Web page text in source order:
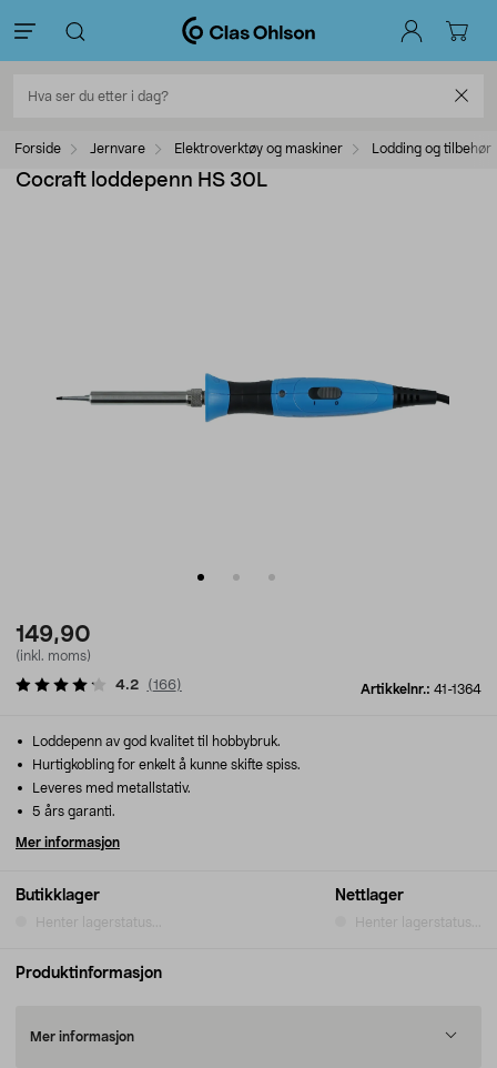
Forside Jernvare Elektroverktøy og maskiner Lodding og tilbehør
Cocraft loddepenn HS 30L
149,90
(inkl. moms)
Artikkelnr.: 41-1364
4.2 (166)
Butikklager
Henter lagerstatus...
Nettlager
Henter lagerstatus...
Loddepenn av god kvalitet til hobbybruk.
Hurtigkobling for enkelt å kunne skifte spiss.
Leveres med metallstativ.
5 års garanti.
Mer informasjon
Produktinformasjon
Mer informasjon